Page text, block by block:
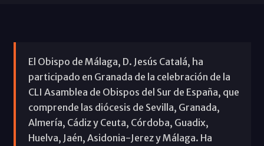
El Obispo de Málaga, D. Jesús Catalá, ha
participado en Granada de la celebración de la
CLI Asamblea de Obispos del Sur de España, que
comprende las diócesis de Sevilla, Granada,
Almería, Cádiz y Ceuta, Córdoba, Guadix,
Huelva, Jaén, Asidonia-Jerez y Málaga. Ha